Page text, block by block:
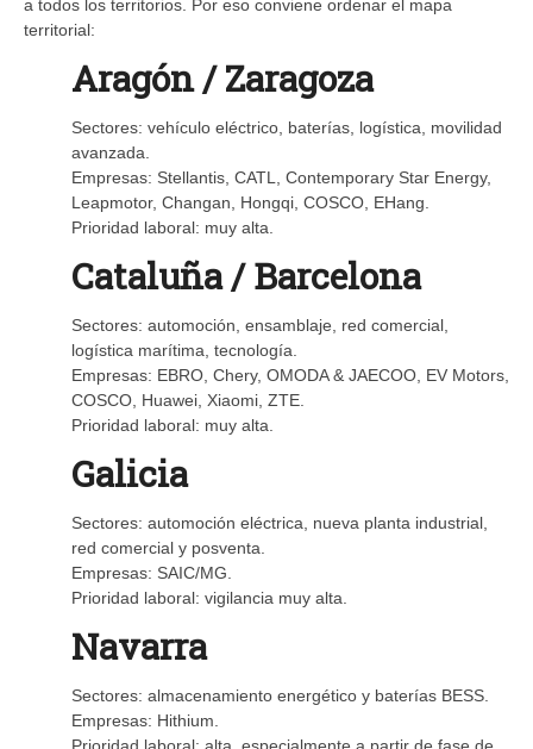
a todos los territorios. Por eso conviene ordenar el mapa
territorial:
Aragón / Zaragoza
Sectores: vehículo eléctrico, baterías, logística, movilidad
avanzada.
Empresas: Stellantis, CATL, Contemporary Star Energy,
Leapmotor, Changan, Hongqi, COSCO, EHang.
Prioridad laboral: muy alta.
Cataluña / Barcelona
Sectores: automoción, ensamblaje, red comercial,
logística marítima, tecnología.
Empresas: EBRO, Chery, OMODA & JAECOO, EV Motors,
COSCO, Huawei, Xiaomi, ZTE.
Prioridad laboral: muy alta.
Galicia
Sectores: automoción eléctrica, nueva planta industrial,
red comercial y posventa.
Empresas: SAIC/MG.
Prioridad laboral: vigilancia muy alta.
Navarra
Sectores: almacenamiento energético y baterías BESS.
Empresas: Hithium.
Prioridad laboral: alta, especialmente a partir de fase de